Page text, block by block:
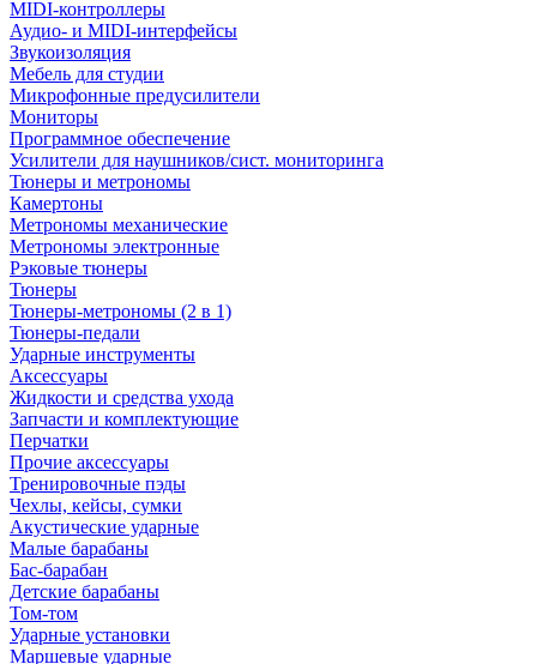
MIDI-контроллеры
Аудио- и MIDI-интерфейсы
Звукоизоляция
Мебель для студии
Микрофонные предусилители
Мониторы
Программное обеспечение
Усилители для наушников/сист. мониторинга
Тюнеры и метрономы
Камертоны
Метрономы механические
Метрономы электронные
Рэковые тюнеры
Тюнеры
Тюнеры-метрономы (2 в 1)
Тюнеры-педали
Ударные инструменты
Аксессуары
Жидкости и средства ухода
Запчасти и комплектующие
Перчатки
Прочие аксессуары
Тренировочные пэды
Чехлы, кейсы, сумки
Акустические ударные
Mалые барабаны
Бас-барабан
Детские барабаны
Том-том
Ударные установки
Маршевые ударные